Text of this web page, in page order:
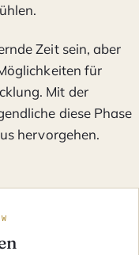
Zeit sein, aber
für
Mit der
diese Phase
hervorgehen.